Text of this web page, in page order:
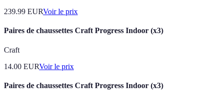
239.99 EURVoir le prix
Paires de chaussettes Craft Progress Indoor (x3)
Craft
14.00 EURVoir le prix
Paires de chaussettes Craft Progress Indoor (x3)